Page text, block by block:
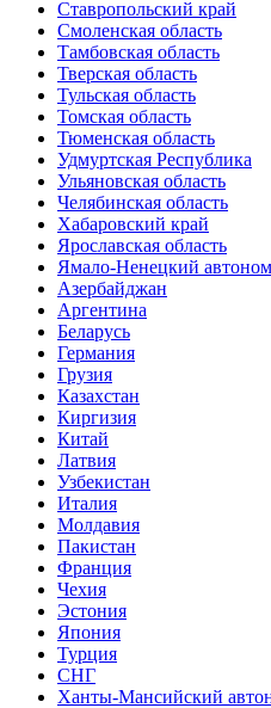
Ставропольский край
Смоленская область
Тамбовская область
Тверская область
Тульская область
Томская область
Тюменская область
Удмуртская Республика
Ульяновская область
Челябинская область
Хабаровский край
Ярославская область
Ямало-Ненецкий
Азербайджан
Аргентина
Беларусь
Германия
Грузия
Казахстан
Киргизия
Китай
Латвия
Узбекистан
Италия
Молдавия
Пакистан
Франция
Чехия
Эстония
Япония
Турция
СНГ
Ханты-Мансийский